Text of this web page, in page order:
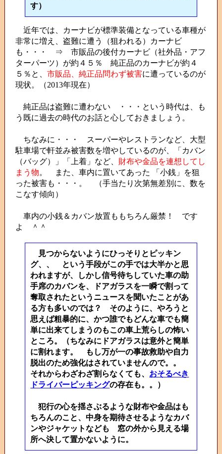
す）
近年では、カーナビが標準装備となっている車種が
非常に増え、盗難に遭う（狙われる）カーナビ
も・・・ ⇒ 市販品の後付カーナビ（社外品・アフ
ターパーツ）が約４５％ 純正品のカーナビが約４
５％と、市販品、純正品問わず被害に遭っているのが
現状。（2013年現在）
純正品は盗難に遭わない ・・・という時代は、も
う既に過去の時代のお話と心しておきましょう。
ちなみに・・・ スーパーやレストランなど、大型
駐車場で軒並み被害数を増やしているのが、「カバン
（バッグ）」「上着」など、 財布や金品を連想してし
まう物。 また、車内に置いてあった 「小銭」を狙
った被害も・・・。 （手当たり次第無差別に、数を
こなす傾向）
車内の小銭＆カバン放置ももちろん厳禁！ です
よ ＾＾
見つからないようにひっそりとピッキン
グ、、 という手段がこの手では大半かと思
われますが、しかし信号待ちしていた車の助
手席のカバンを、ドアガラスを一瞬で割って
奪取されたというニュースを聞いたことがあ
る方も多いのでは？ そのように、やろうと
思えば粗暴的に、かつ誰でもどんな車でも簡
単に出来てしまうのもこの車上荒らしの怖い
ところ。（ちなみにドアガラスは意外と簡単
に割れます。 もし万が一の事故救助や自力
脱出のため強化はされていませんので。。
それからわざわざ割らなくても、 おそるべき
ドライバーピッキングの存在も。。）
犯行の心を揺さぶるような財布や金品はも
ちろんのこと、中身を期待させるようなカバ
ンやジャケットなども 窓の外から見える場
所へ決して置かないように。